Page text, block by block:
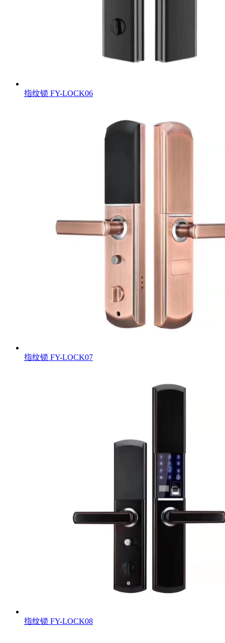
指纹锁 FY-LOCK06
指纹锁 FY-LOCK07
指纹锁 FY-LOCK08